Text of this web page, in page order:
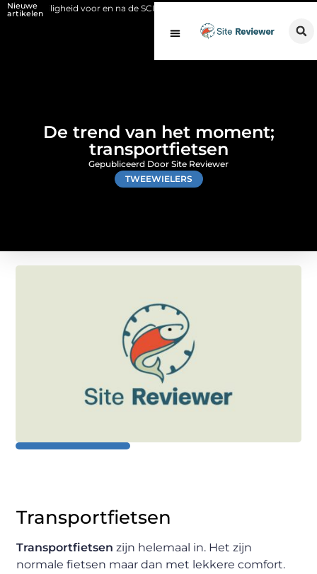
Nieuwe
artikelenvoor en na de SCIOS-keuring van de stookinstallatie
De trend van het moment;
transportfietsen
TWEEWIELERS
Gepubliceerd Door Site Reviewer
Transportfietsen
Transportfietsen zijn helemaal in. Het zijn
normale fietsen maar dan met lekkere comfort.